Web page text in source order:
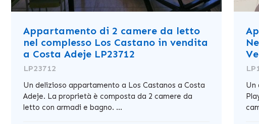
Appartamento di 2 camere da letto
nel complesso Los Castano in vendita
a Costa Adeje LP23712
LP23712
Un delizioso appartamento a Los Castanos a Costa
Adeje. La proprietà è composta da 2 camere da
letto con armadi e bagno. ...
Un